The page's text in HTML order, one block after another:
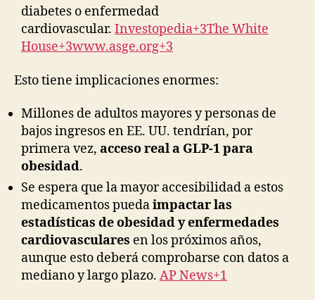
diabetes o enfermedad
cardiovascular. Investopedia+3The White
House+3www.asge.org+3
Esto tiene implicaciones enormes:
Millones de adultos mayores y personas de
bajos ingresos en EE. UU. tendrían, por
primera vez, acceso real a GLP-1 para
obesidad.
Se espera que la mayor accesibilidad a estos
medicamentos puedaimpactar las
estadísticas de obesidad y enfermedades
cardiovasculares en los próximos años,
aunque esto deberá comprobarse con datos a
mediano y largo plazo. AP News+1